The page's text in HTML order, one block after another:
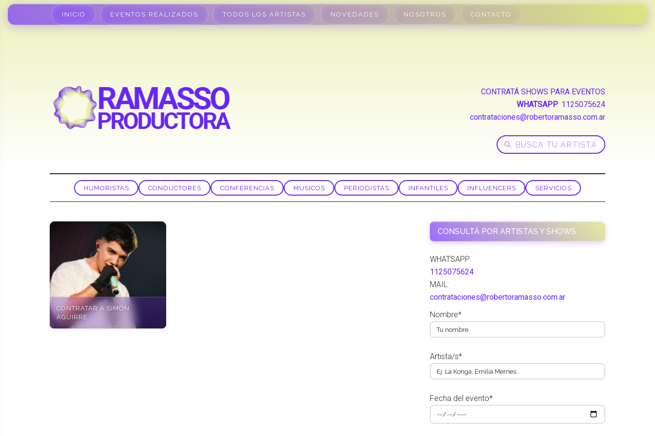
INICIO EVENTOS REALIZADOS TODOS LOS ARTISTAS NOVEDADES NOSOTROS CONTACTO
CONTRATÁ SHOWS PARA EVENTOS
WHATSAPP: 1125075624
contrataciones@robertoramasso.com.ar
HUMORISTAS CONDUCTORES CONFERENCIAS MUSICOS PERIODISTAS INFANTILES INFLUENCERS SERVICIOS
CONTRATAR A SIMÓN
AGUIRRE
CONSULTÁ POR ARTISTAS Y SHOWS
WHATSAPP:
1125075624
MAIL:
contrataciones@robertoramasso.com.ar
Nombre*
Artista/s*
Fecha del evento*